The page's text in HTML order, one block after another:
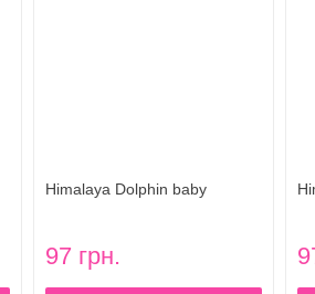
Himalaya Dolphin baby
97 грн.